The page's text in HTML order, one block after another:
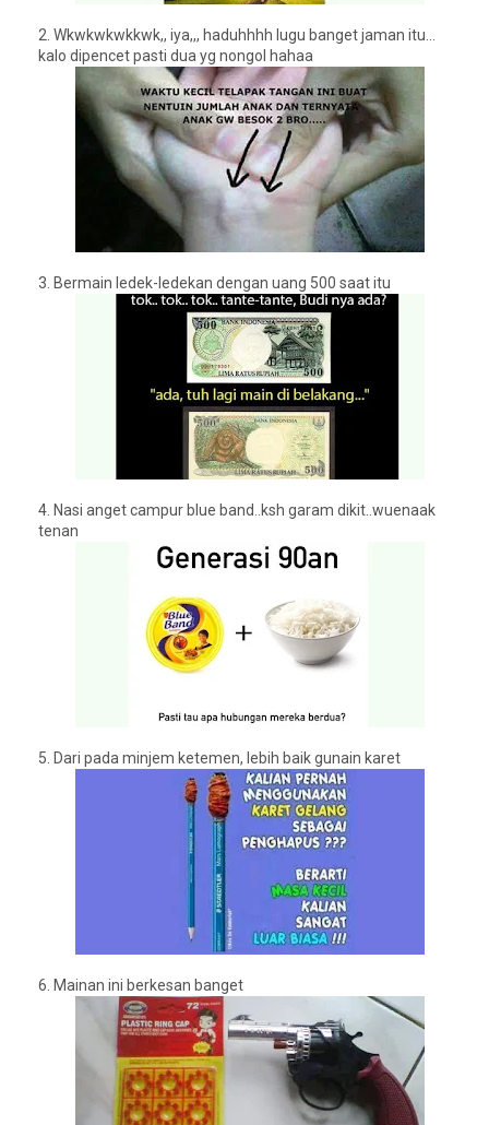
2. Wkwkwkwkkwk,, iya,,, haduhhhh lugu banget jaman itu...
kalo dipencet pasti dua yg nongol hahaa
3. Bermain ledek-ledekan dengan uang 500 saat itu
4. Nasi anget campur blue band..ksh garam dikit..wuenaak
tenan
5. Dari pada minjem ketemen, lebih baik gunain karet
6. Mainan ini berkesan banget